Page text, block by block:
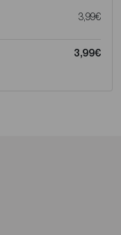
3,99€
3,99€